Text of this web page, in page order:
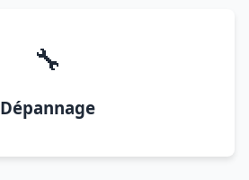
🔧
Dépannage